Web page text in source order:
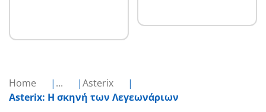
Home ...
Asterix
Asterix: Η σκηνή των Λεγεωνάριων